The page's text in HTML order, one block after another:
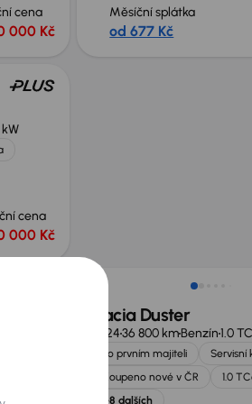
cena
000 Kč
Měsíční splátka
od 677 Kč
cena
000 Kč
Dacia Duster
202436 800 kmBenzín1.0
Po prvním majiteli
Servisní
Koupeno nové v ČR
1.0
+8 dalších